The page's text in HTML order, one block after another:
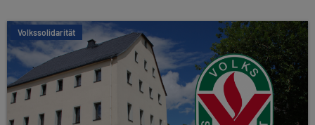
Volkssolidarität